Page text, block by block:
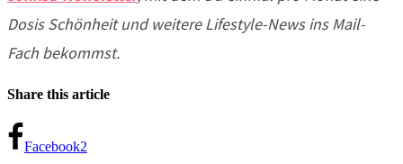
Dosis Schönheit und weitere Lifestyle-News ins Mail-
Fach bekommst.
Share this article
Facebook2